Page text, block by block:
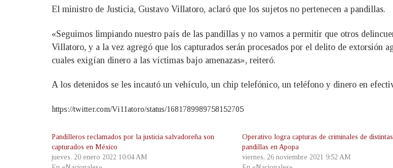
El ministro de Justicia, Gustavo Villatoro, aclaró que los sujetos no pertenecen a pandillas.
«Seguimos limpiando nuestro país de las pandillas y no vamos a permitir que otros
Villatoro, y a la vez agregó que los capturados serán procesados por el delito de extorsión
cuales exigían dinero a las víctimas bajo amenazas», reiteró.
A los detenidos se les incautó un vehículo, un chip telefónico, un teléfono y dinero en
https://twitter.com/Vi11atoro/status/1681789989758152705
Pandilleros reclamados por la justicia salvadoreña son
capturados en México
jueves, 20 enero 2022 10:04 AM
Operativo logra capturas de criminales de distintas
pandillas en Apopa
viernes, 26 noviembre 2021 9:52 AM